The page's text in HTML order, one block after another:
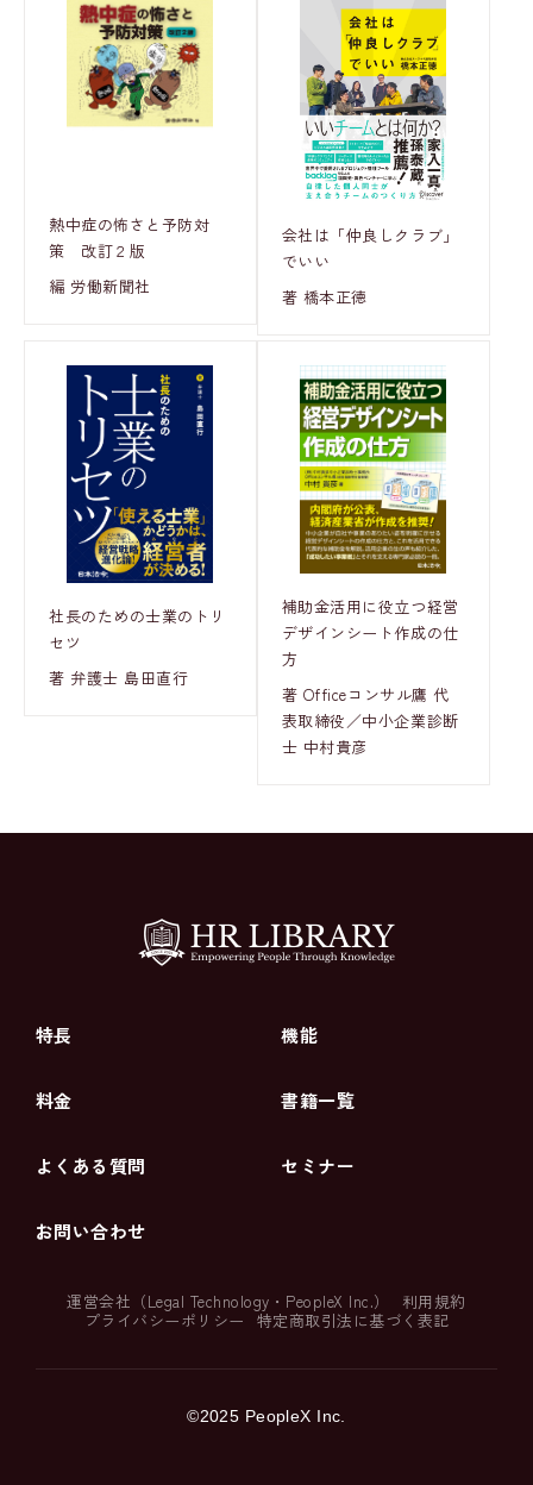
熱中症の怖さと予防対
策 改訂２版
編 労働新聞社
会社は「仲良しクラブ」
でいい
著 橋本正徳
社長のための士業のトリ
セツ
著 弁護士 島田直行
補助金活用に役立つ経営
デザインシート作成の仕
方
著 Officeコンサル鷹 代
表取締役／中小企業診断
士 中村貴彦
特長 機能
料金 書籍一覧
よくある質問 セミナー
お問い合わせ
運営会社（Legal Technology ・ PeopleX Inc.）
利用規約
プライバシーポリシー
特定商取引法に基づく表記
©2025 PeopleX Inc.